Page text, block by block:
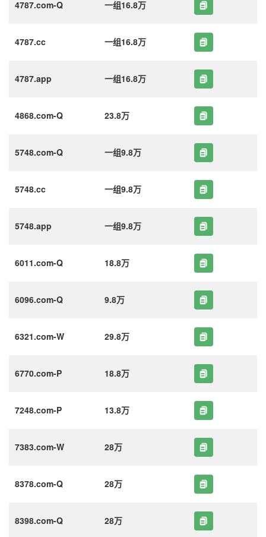
4787.com-Q 一组16.8万
4787.cc 一组16.8万
4787.app 一组16.8万
4868.com-Q 23.8万
5748.com-Q 一组9.8万
5748.cc 一组9.8万
5748.app 一组9.8万
6011.com-Q 18.8万
6096.com-Q 9.8万
6321.com-W 29.8万
6770.com-P 18.8万
7248.com-P 13.8万
7383.com-W 28万
8378.com-Q 28万
8398.com-Q 28万